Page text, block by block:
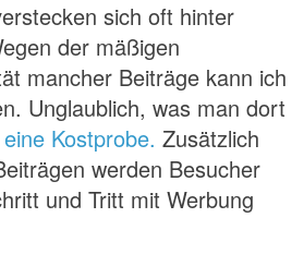
sich oft hinter
der mäßigen
mancher Beiträge kann ich
Unglaublich, was man dort
eine Kostprobe. Zusätzlich
werden Besucher
und Tritt mit Werbung